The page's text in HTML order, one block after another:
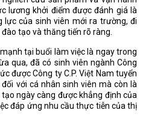
lương khởi điểm được đánh giá là
lực của sinh viên mới ra trường, đi
tạo và thăng tiến rõ ràng.
tại buổi làm việc là ngay trong
qua, đã có sinh viên ngành Công
được Công ty C.P. Việt Nam tuyển
với cá nhân sinh viên mà còn là
ngày càng được khẳng định của
đáp ứng nhu cầu thực tiễn của thị